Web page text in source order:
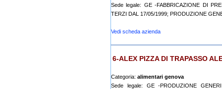
Sede legale: GE -FABBRICAZIONE DI
TERZI DAL 17/05/1999; PRODUZIONE
Vedi scheda azienda
6-ALEX PIZZA DI TRAPASSO
Categoria: alimentari genova
Sede legale: GE -PRODUZIONE